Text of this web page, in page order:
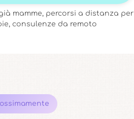
mamme, percorsi a distanza per
consulenze da remoto